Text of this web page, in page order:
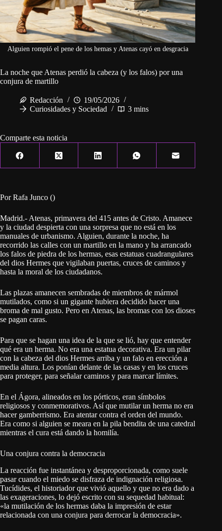
Alguien rompió el pene de los hemas y Atenas cayó en desgracia
La noche que Atenas perdió la cabeza (y los falos) por una
conjura de martillo
Redacción
19/05/2026
Curiosidades y Sociedad
3 mins
Comparte esta noticia
Por Rafa Junco ()
Madrid.- Atenas, primavera del 415 antes de Cristo. Amanece
y la ciudad despierta con una sorpresa que no está en los
manuales de urbanismo. Alguien, durante la noche, ha
recorrido las calles con un martillo en la mano y ha arrancado
los falos de piedra de los hermas, esas estatuas cuadrangulares
del dios Hermes que vigilaban puertas, cruces de caminos y
hasta la moral de los ciudadanos.
Las plazas amanecen sembradas de miembros de mármol
mutilados, como si un gigante hubiera decidido hacer una
broma de mal gusto. Pero en Atenas, las bromas con los dioses
se pagan caras.
Para que se hagan una idea de la que se lió, hay que entender
qué era un herma. No era una estatua decorativa. Era un pilar
con la cabeza del dios Hermes arriba y un falo en erección a
media altura. Los ponían delante de las casas y en los cruces
para proteger, para señalar caminos y para marcar límites.
En el Ágora, alineados en los pórticos, eran símbolos
religiosos y conmemorativos. Así que mutilar un herma no era
hacer gamberrismo. Era atentar contra el orden del mundo.
Era como si alguien se meara en la pila bendita de una catedral
mientras el cura está dando la homilía.
Una conjura contra la democracia
La reacción fue instantánea y desproporcionada, como suele
pasar cuando el miedo se disfraza de indignación religiosa.
Tucídides, el historiador que vivió aquello y que no era dado a
las exageraciones, lo dejó escrito con su sequedad habitual:
«la mutilación de los hermas daba la impresión de estar
relacionada con una conjura para derrocar la democracia».